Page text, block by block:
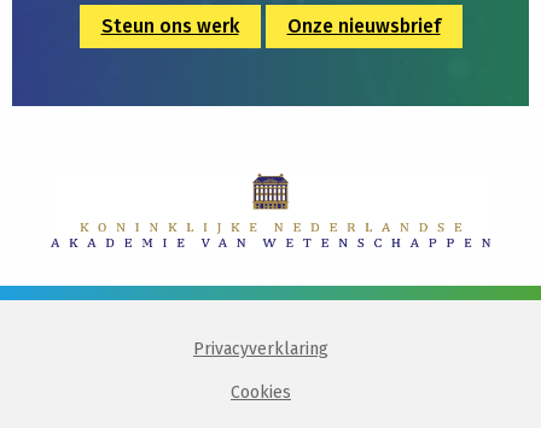
Steun ons werk Onze nieuwsbrief
Privacyverklaring
Cookies